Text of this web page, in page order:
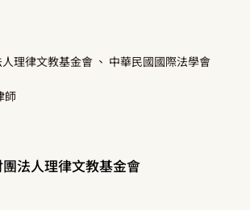
人理律文教基金會 、 中華民國國際法學會
師
團法人理律文教基金會